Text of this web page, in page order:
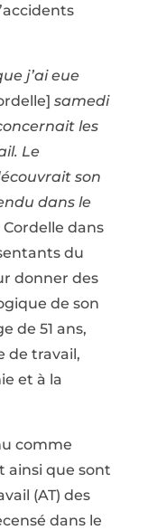
j’ai eue
samedi
les
Le
son
dans le
dans
du
donner des
de son
de 51 ans,
de travail,
et à la
comme
ainsi que sont
(AT) des
dans le